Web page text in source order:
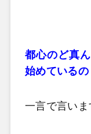
都心のど真
始めているの
一言で言いま